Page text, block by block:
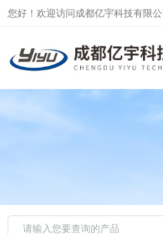
您好！欢迎访问成都亿宇科技有限公